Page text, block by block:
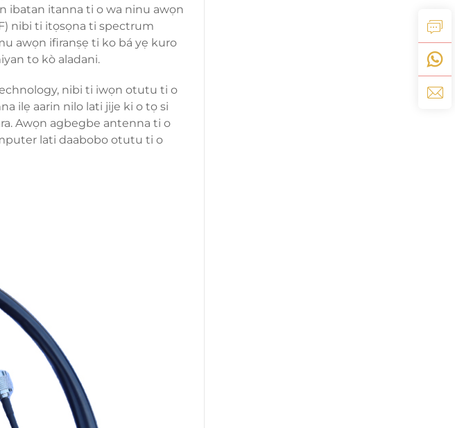
ibatan itanna ti o wa ninu awọn
nibi ti itọsọna ti spectrum
awọn ifiranṣẹ ti ko bá yẹ kuro
to kò aladani.
nibi ti iwọn otutu ti o
ilẹ aarin nilo lati jije ki o tọ si
Awọn agbegbe antenna ti o
lati daabobo otutu ti o